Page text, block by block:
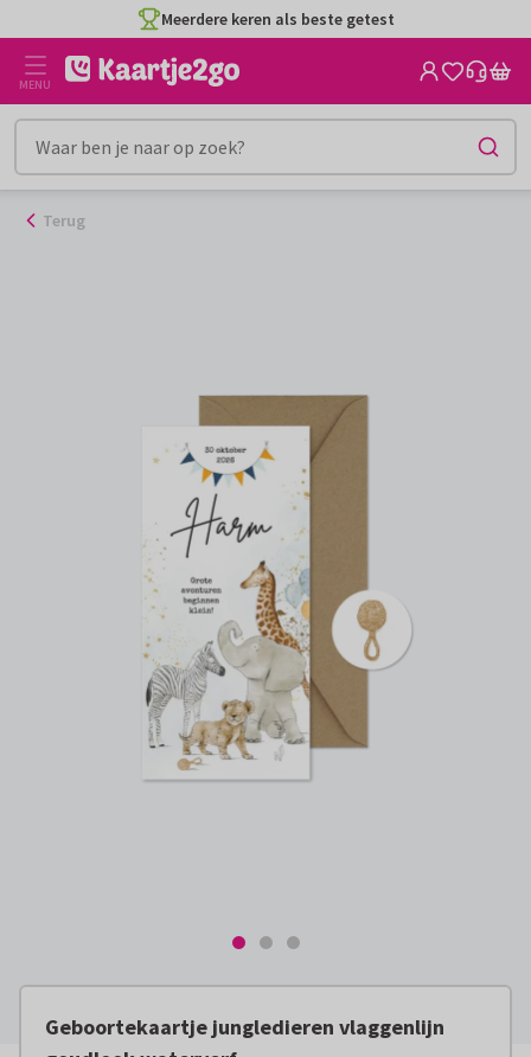
naar
inhoud
Meerdere keren als beste getest
MENU
Terug
Geboortekaartje jungledieren vlaggenlijn